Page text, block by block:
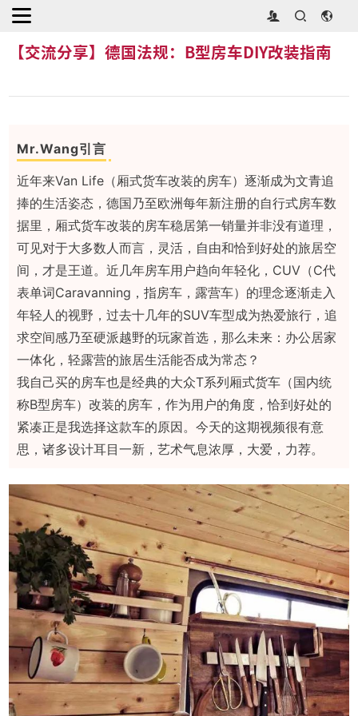
首页 【交流分享】德国法规：B型房车DIY改装指南
【交流分享】德国法规：B型房车DIY改装指南
Mr.Wang引言
近年来Van Life（厢式货车改装的房车）逐渐成为文青追
捧的生活姿态，德国乃至欧洲每年新注册的自行式房车数
据里，厢式货车改装的房车稳居第一销量并非没有道理，
可见对于大多数人而言，灵活，自由和恰到好处的旅居空
间，才是王道。近几年房车用户趋向年轻化，CUV（C代
表单词Caravanning，指房车，露营车）的理念逐渐走入
年轻人的视野，过去十几年的SUV车型成为热爱旅行，追
求空间感乃至硬派越野的玩家首选，那么未来：办公居家
一体化，轻露营的旅居生活能否成为常态？
我自己买的房车也是经典的大众T系列厢式货车（国内统
称B型房车）改装的房车，作为用户的角度，恰到好处的
紧凑正是我选择这款车的原因。今天的这期视频很有意
思，诸多设计耳目一新，艺术气息浓厚，大爱，力荐。